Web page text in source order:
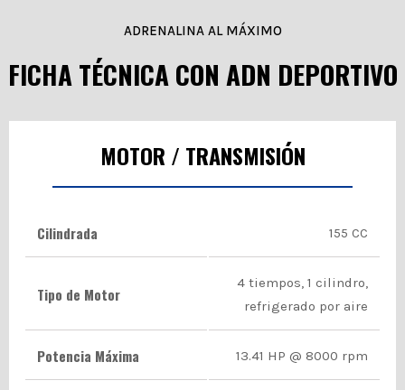
ADRENALINA AL MÁXIMO
FICHA TÉCNICA CON ADN DEPORTIVO
MOTOR / TRANSMISIÓN
Cilindrada 155 CC
Tipo de Motor
4 tiempos, 1 cilindro,
refrigerado por aire
Potencia Máxima 13.41 HP @ 8000 rpm